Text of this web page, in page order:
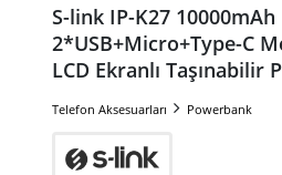
S-link IP-K27 10000mAh
2*USB+Micro+Type-C
LCD Ekranlı Taşınabilir
Telefon Aksesuarları Powerbank